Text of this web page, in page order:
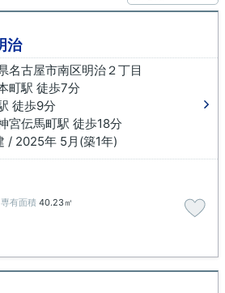
治
名古屋市南区明治２丁目
町駅 徒歩7分
徒歩9分
宮伝馬町駅 徒歩18分
/ 2025年 5月(築1年)
専有面積 40.23㎡